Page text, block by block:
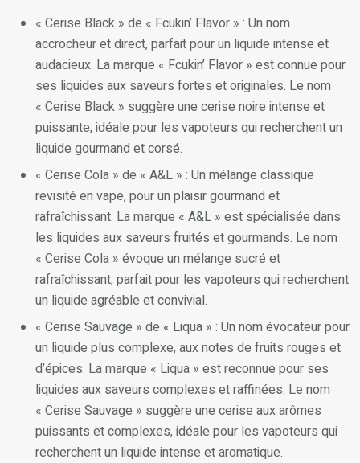
« Cerise Black » de « Fcukin’ Flavor » : Un nom
accrocheur et direct, parfait pour un liquide intense et
audacieux. La marque « Fcukin’ Flavor » est connue pour
ses liquides aux saveurs fortes et originales. Le nom
« Cerise Black » suggère une cerise noire intense et
puissante, idéale pour les vapoteurs qui recherchent un
liquide gourmand et corsé.
« Cerise Cola » de « A&L » : Un mélange classique
revisité en vape, pour un plaisir gourmand et
rafraîchissant. La marque « A&L » est spécialisée dans
les liquides aux saveurs fruités et gourmands. Le nom
« Cerise Cola » évoque un mélange sucré et
rafraîchissant, parfait pour les vapoteurs qui recherchent
un liquide agréable et convivial.
« Cerise Sauvage » de « Liqua » : Un nom évocateur pour
un liquide plus complexe, aux notes de fruits rouges et
d’épices. La marque « Liqua » est reconnue pour ses
liquides aux saveurs complexes et raffinées. Le nom
« Cerise Sauvage » suggère une cerise aux arômes
puissants et complexes, idéale pour les vapoteurs qui
recherchent un liquide intense et aromatique.